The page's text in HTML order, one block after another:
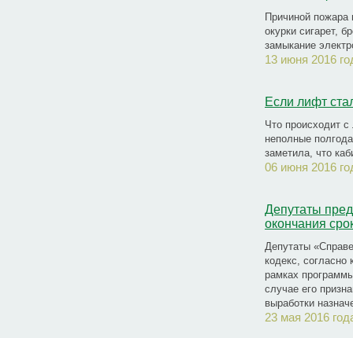
Причиной пожара
окурки сигарет,
замыкание
13 июня 2016
Если лифт
Что происходит
неполные
заметила, что
06 июня 2016
Депутаты
окончания
Депутаты
кодекс,
рамках
случае его
выработки
23 мая 2016